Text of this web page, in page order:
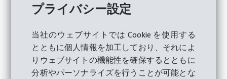
プライバシー設定
当社のウェブサイトでは Cookie を使用する
とともに個人情報を加工しており、それによ
りウェブサイトの機能性を確保するとともに
分析やパーソナライズを行うことが可能とな
いただけています。